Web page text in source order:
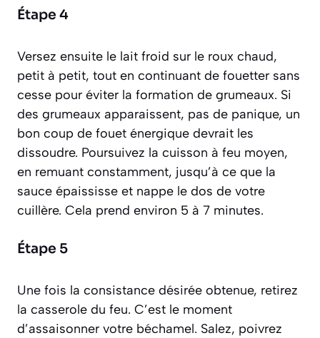
Étape 4
Versez ensuite le lait froid sur le roux chaud,
petit à petit, tout en continuant de fouetter sans
cesse pour éviter la formation de grumeaux. Si
des grumeaux apparaissent, pas de panique, un
bon coup de fouet énergique devrait les
dissoudre. Poursuivez la cuisson à feu moyen,
en remuant constamment, jusqu’à ce que la
sauce épaississe et nappe le dos de votre
cuillère. Cela prend environ 5 à 7 minutes.
Étape 5
Une fois la consistance désirée obtenue, retirez
la casserole du feu. C’est le moment
d’assaisonner votre béchamel. Salez, poivrez